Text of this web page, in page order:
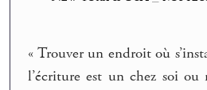
« Trouver un endroit où
l’écriture est un chez soi ou